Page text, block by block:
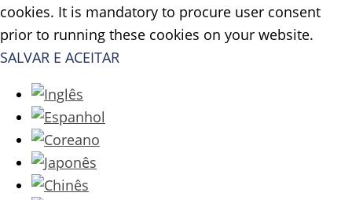
cookies. It is mandatory to procure user consent
prior to running these cookies on your website.
SALVAR E ACEITAR